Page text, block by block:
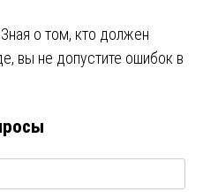
о том, кто должен
вы не допустите ошибок в